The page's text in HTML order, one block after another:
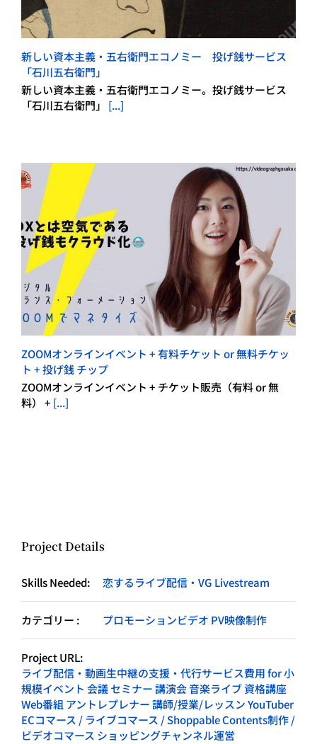
新しい資本主義・五右衛門エコノミー 投げ銭サービス
「石川五右衛門」
新しい資本主義・五右衛門エコノミー。投げ銭サービス
「石川五右衛門」
[...]
ZOOMオンラインイベント + 有料チケット or 無料チケッ
ト + 投げ銭 チップ
ZOOMオンラインイベント + チケット販売（有料 or 無
料） + [...]
Project Details
Skills Needed: 恋するライブ配信・VG Livestream
カテゴリー : プロモーションビデオ PV映像制作
Project URL:
ライブ配信・動画生中継の支援・代行サービス費用 for 小
規模イベント 会議 セミナー 講演会 音楽ライブ 資格講座
Web番組 アントレプレナー 講師/授業/レッスン YouTuber
ECコマース / ライブコマース / Shoppable Contents制作 /
ビデオコマース ショッピングチャンネル運営